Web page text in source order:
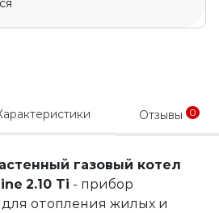
Отзывы 0
газовый котел
2.10 Ti - прибор
отопления жилых и